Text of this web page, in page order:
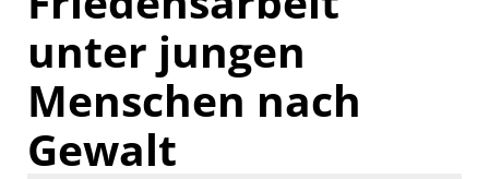
Pressekontakt
unter jungen
Menschen nach
Gewalt